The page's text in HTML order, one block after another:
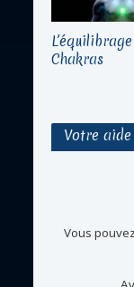
Chakras
Votre
Vous